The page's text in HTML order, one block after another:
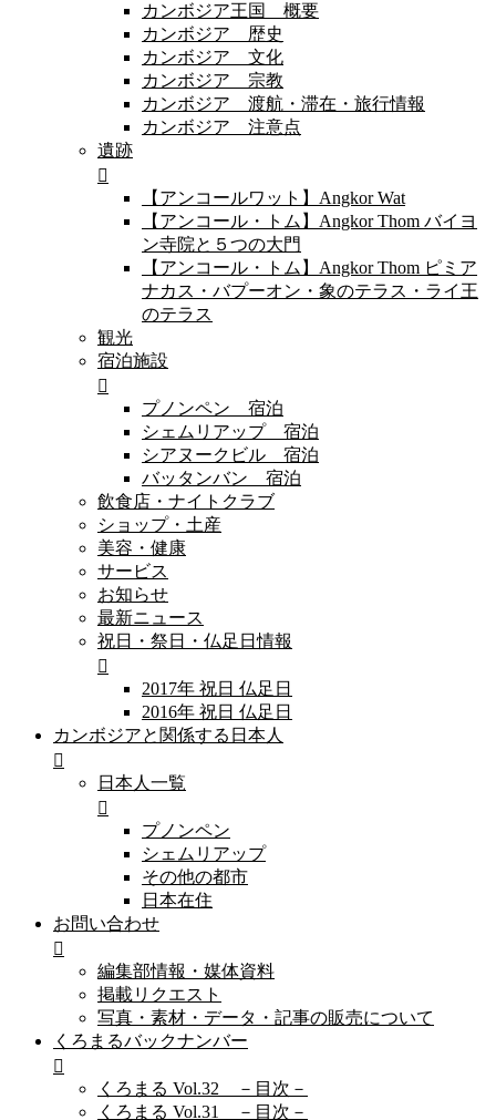
カンボジア王国 概要
カンボジア 歴史
カンボジア 文化
カンボジア 宗教
カンボジア 渡航・滞在・旅行情報
カンボジア 注意点
遺跡
【アンコールワット】Angkor Wat
【アンコール・トム】Angkor Thom バイヨ
ン寺院と５つの大門
【アンコール・トム】Angkor Thom ピミア
ナカス・バプーオン・象のテラス・ライ王
のテラス
観光
宿泊施設
プノンペン 宿泊
シェムリアップ 宿泊
シアヌークビル 宿泊
バッタンバン 宿泊
飲食店・ナイトクラブ
ショップ・土産
美容・健康
サービス
お知らせ
最新ニュース
祝日・祭日・仏足日情報
2017年 祝日 仏足日
2016年 祝日 仏足日
カンボジアと関係する日本人
日本人一覧
プノンペン
シェムリアップ
その他の都市
日本在住
お問い合わせ
編集部情報・媒体資料
掲載リクエスト
写真・素材・データ・記事の販売について
くろまるバックナンバー
くろまる Vol.32 －目次－
くろまる Vol.31 －目次－